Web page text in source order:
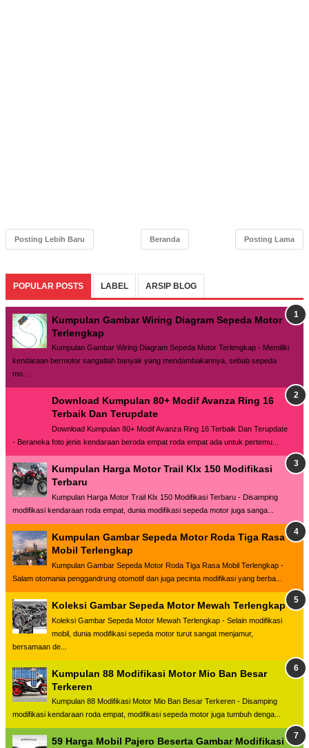
Posting Lebih Baru Posting Lama
Beranda
POPULAR POSTS LABEL ARSIP BLOG
Kumpulan Gambar Wiring Diagram Sepeda Motor
Terlengkap
Kumpulan Gambar Wiring Diagram Sepeda Motor Terlengkap - Memiliki
kendaraan bermotor sangatlah banyak yang mendambakannya, sebab sepeda
mo...
Download Kumpulan 80+ Modif Avanza Ring 16
Terbaik Dan Terupdate
Download Kumpulan 80+ Modif Avanza Ring 16 Terbaik Dan Terupdate
- Beraneka foto jenis kendaraan beroda empat roda empat ada untuk pertemu...
Kumpulan Harga Motor Trail Klx 150 Modifikasi
Terbaru
Kumpulan Harga Motor Trail Klx 150 Modifikasi Terbaru - Disamping
modifikasi kendaraan roda empat, dunia modifikasi sepeda motor juga sanga...
Kumpulan Gambar Sepeda Motor Roda Tiga Rasa
Mobil Terlengkap
Kumpulan Gambar Sepeda Motor Roda Tiga Rasa Mobil Terlengkap -
Salam otomania penggandrung otomotif dan juga pecinta modifikasi yang berba...
Koleksi Gambar Sepeda Motor Mewah Terlengkap
Koleksi Gambar Sepeda Motor Mewah Terlengkap - Selain modifikasi
mobil, dunia modifikasi sepeda motor turut sangat menjamur,
bersamaan de...
Kumpulan 88 Modifikasi Motor Mio Ban Besar
Terkeren
Kumpulan 88 Modifikasi Motor Mio Ban Besar Terkeren - Disamping
modifikasi kendaraan roda empat, modifikasi sepeda motor juga tumbuh denga...
59 Harga Mobil Pajero Beserta Gambar Modifikasi